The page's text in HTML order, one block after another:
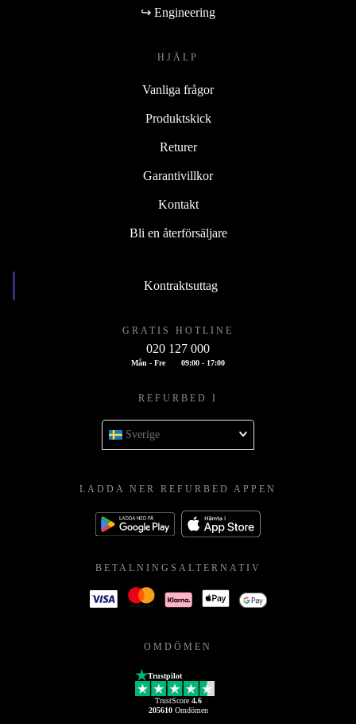
↪ Engineering
HJÄLP
Vanliga frågor
Produktskick
Returer
Garantivillkor
Kontakt
Bli en återförsäljare
Kontraktsuttag
GRATIS HOTLINE
020 127 000
Mån - Fre 09:00 - 17:00
REFURBED I
Sverige
LADDA NER REFURBED APPEN
BETALNINGSALTERNATIV
OMDÖMEN
Trustpilot
TrustScore 4.6
205610Omdömen